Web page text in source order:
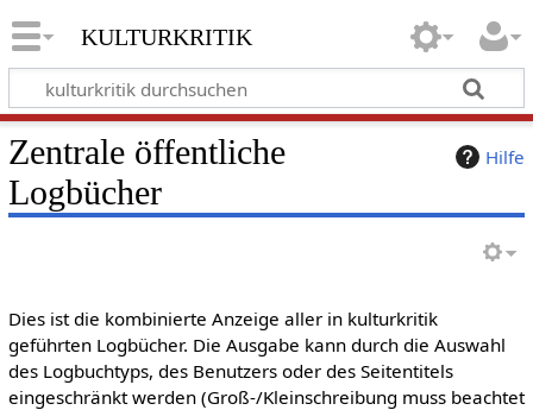
kulturkritik
Hilfe
Zentrale öffentliche
Logbücher
Dies ist die kombinierte Anzeige aller in kulturkritik
geführten Logbücher. Die Ausgabe kann durch die Auswahl
des Logbuchtyps, des Benutzers oder des Seitentitels
eingeschränkt werden (Groß-/Kleinschreibung muss beachtet